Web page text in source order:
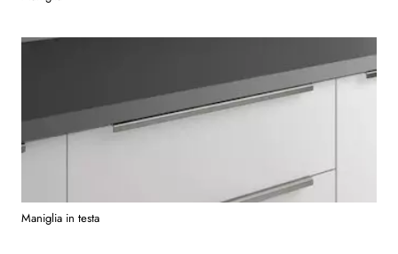
Maniglia in testa